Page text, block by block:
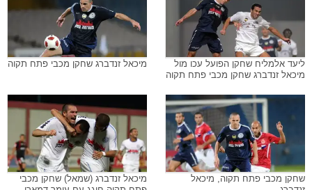
ליעד אלמליח שחקן הפועל עכו מול
מיכאל זנדברג שחקן מכבי פתח תקוה
מיכאל זנדברג שחקן מכבי פתח תקוה
שחקן מכבי פתח תקוה, מיכאל
מיכאל זנדברג (שמאל) שחקן מכבי